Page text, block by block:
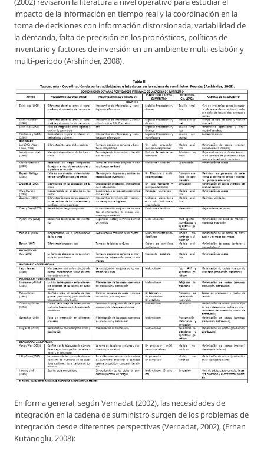
impacto de la información en tiempo real y la coordinación en la
toma de decisiones con información distorsionada, variabilidad de
la demanda, falta de precisión en los pronósticos, políticas de
inventario y factores de inversión en un ambiente multi-eslabón y
multi-periodo (Arshinder, 2008).
En forma general, según Vernadat (2002), las necesidades de
integración en la cadena de suministro surgen de los problemas de
integración desde diferentes perspectivas (Vernadat, 2002), (Erhan
Kutanoglu, 2008):